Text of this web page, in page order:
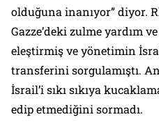
olduğuna inanıyor” diyor.
Gazze’deki zulme yardım
eleştirmiş ve yönetimin
transferini sorgulamıştı.
İsrail’i sıkı sıkıya
edip etmediğini sormadı.